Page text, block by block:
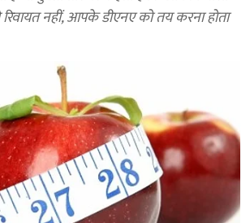
रिवायत नहीं, आपके डीएनए को तय करना होता